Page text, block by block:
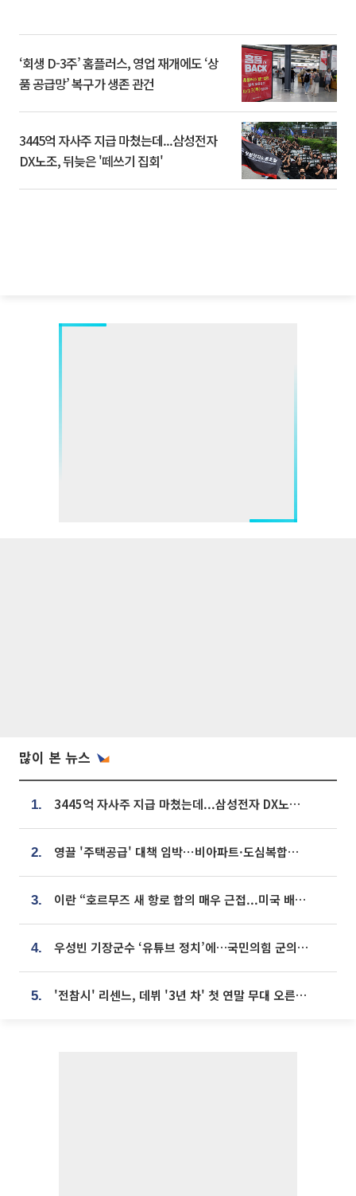
‘회생 D-3주’ 홈플러스, 영업 재개에도 ‘상
품 공급망’ 복구가 생존 관건
3445억 자사주 지급 마쳤는데...삼성전자
DX노조, 뒤늦은 '떼쓰기 집회'
많이 본 뉴스
1. 3445억 자사주 지급 마쳤는데...삼성전자 DX노조, 뒤늦은 '떼쓰기 집회'
2. 영끌 '주택공급' 대책 임박⋯비아파트·도심복합까지 총동원
3. 이란 “호르무즈 새 항로 합의 매우 근접...미국 배상 먼저”
4. 우성빈 기장군수 ‘유튜브 정치’에…국민의힘 군의원들 집단 반발
5. '전참시' 리센느, 데뷔 '3년 차' 첫 연말 무대 오른다⋯"그동안 섭외 안 와"